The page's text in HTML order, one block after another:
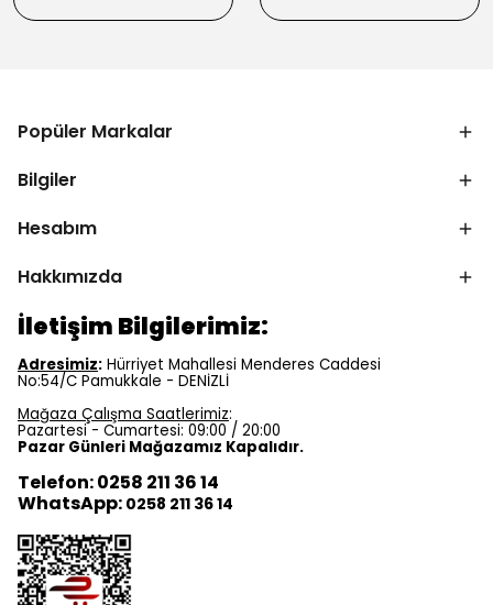
Popüler Markalar
Bilgiler
Hesabım
Hakkımızda
İletişim Bilgilerimiz:
Adresimiz: Hürriyet Mahallesi Menderes Caddesi
No:54/C Pamukkale - DENİZLİ
Mağaza Çalışma Saatlerimiz:
Pazartesi - Cumartesi: 09:00 / 20:00
Pazar Günleri Mağazamız Kapalıdır.
Telefon: 0258 211 36 14
WhatsApp: 0258 211 36 14